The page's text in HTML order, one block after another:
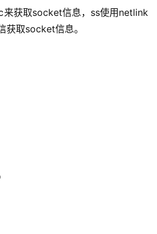
获取socket信息，ss使用netlink
获取socket信息。